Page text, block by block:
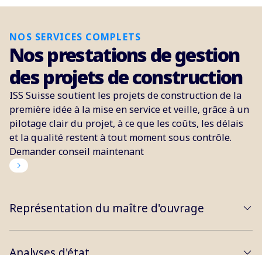
NOS SERVICES COMPLETS
Nos prestations de gestion
des projets de construction
ISS Suisse soutient les projets de construction de la
première idée à la mise en service et veille, grâce à un
pilotage clair du projet, à ce que les coûts, les délais
et la qualité restent à tout moment sous contrôle.
Demander conseil maintenant
Représentation du maître d'ouvrage